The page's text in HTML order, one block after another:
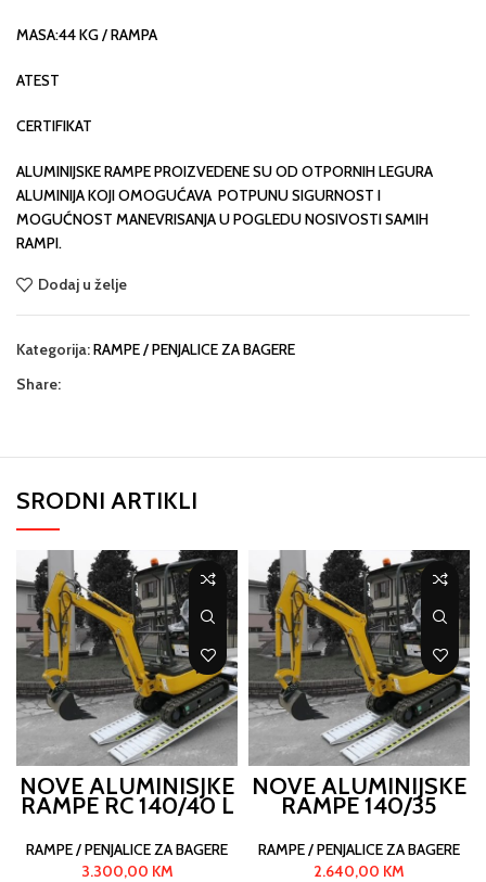
MASA:44 KG / RAMPA
ATEST
CERTIFIKAT
ALUMINIJSKE RAMPE PROIZVEDENE SU OD OTPORNIH LEGURA
ALUMINIJA KOJI OMOGUĆAVA POTPUNU SIGURNOST I
MOGUĆNOST MANEVRISANJA U POGLEDU NOSIVOSTI SAMIH
RAMPI.
Dodaj u želje
Kategorija:RAMPE / PENJALICE ZA BAGERE
Share:
SRODNI ARTIKLI
NOVE ALUMINISJKE
RAMPE RC 140/40 L
RAMPE / PENJALICE ZA BAGERE
3.300,00 KM
NOVE ALUMINIJSKE
RAMPE 140/35
RAMPE / PENJALICE ZA BAGERE
2.640,00 KM